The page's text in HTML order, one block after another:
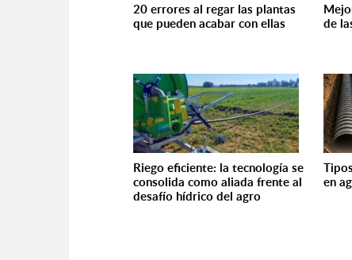
20 errores al regar las plantas
que pueden acabar con ellas
de
Riego eficiente: la tecnología se
consolida como aliada frente al
desafío hídrico del agro
en